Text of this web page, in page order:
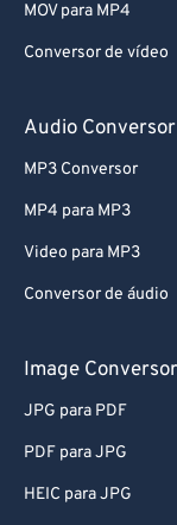
MOV para MP4
Conversor de vídeo
Audio Conversor
MP3 Conversor
MP4 para MP3
Video para MP3
Conversor de áudio
Image Conversor
JPG para PDF
PDF para JPG
HEIC para JPG